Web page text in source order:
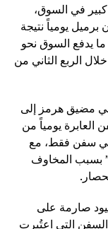
في السوق،
العالمي بنحو 14.5 مليون برميل يومياً نتيجة
ما يدفع السوق نحو
يومياً خلال الربع الثاني من
مضيق هرمز إلى
العابرة يومياً من
ثماني سفن فقط، مع
بسبب المخاوف
صارمة على
التي اعتُبرت